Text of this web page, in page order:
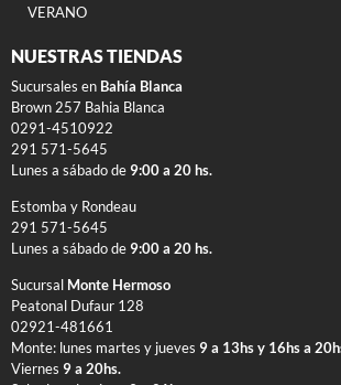
VERANO
NUESTRAS TIENDAS
Sucursales en Bahía Blanca
Brown 257 Bahia Blanca
0291-4510922
291 571-5645
Lunes a sábado de 9:00 a 20 hs.
Estomba y Rondeau
291 571-5645
Lunes a sábado de 9:00 a 20 hs.
Sucursal Monte Hermoso
Peatonal Dufaur 128
02921-481661
Monte: lunes martes y jueves 9 a 13hs y 16hs a
Viernes 9 a 20hs.